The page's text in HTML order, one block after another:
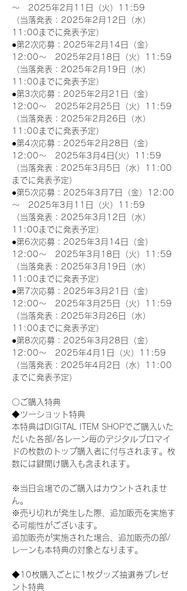
～　2025年2月11日（火）11:59
（当落発表：2025年2月12日（水）
11:00までに発表予定）
●第2次応募：2025年2月14日（金）
12:00～　2025年2月18日（火）11:59
（当落発表：2025年2月19日（水）
11:00までに発表予定）
●第3次応募：2025年2月21日（金）
12:00～　2025年2月25日（火）11:59
（当落発表：2025年2月26日（水）
11:00までに発表予定）
●第4次応募：2025年2月28日（金）
12:00～　2025年3月4日(火）11:59
（当落発表：2025年3月5日（水）11:00
までに発表予定）
●第5次応募：2025年3月7日（金）12:00
～　2025年3月11日（火）11:59
（当落発表：2025年3月12日（水）
11:00までに発表予定）
●第6次応募：2025年3月14日（金）
12:00～　2025年3月18日（火）11:59
（当落発表：2025年3月19日（水）
11:00までに発表予定）
●第7次応募：2025年3月21日（金）
12:00～　2025年3月25日（火）11:59
（当落発表：2025年3月26日（水）
11:00までに発表予定）
●第8次応募：2025年3月28日（金）
12:00～　2025年4月1日（火）11:59
（当落発表：2025年4月2日（水）11:00
までに発表予定）
〇ご購入特典
◆ツーショット特典
本特典はDIGITAL ITEM SHOPでご購入いた
だいた各部/各レーン毎のデジタルブロマイ
ドの枚数のトップ購入者に付与されます。枚
数には鍵開け購入も含まれます。
※当日会場でのご購入はカウントされませ
ん。
※売り切れが発生した際、追加販売を実施す
る可能性がございます。
追加販売が実施された場合、追加販売の部/
レーンも本特典の対象となります。
◆10枚購入ごとに1枚グッズ抽選券プレゼ
ント特典